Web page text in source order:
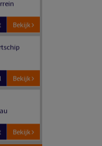
Bekijk
Bekijk
Bekijk